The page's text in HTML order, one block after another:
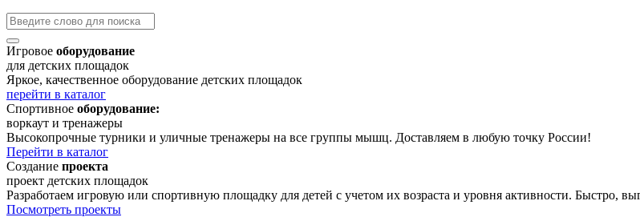
Игровое оборудование
для детских площадок
Яркое, качественное оборудование детских площадок
перейти в каталог
Спортивное оборудование:
воркаут и тренажеры
Высокопрочные турники и уличные тренажеры на все группы мышц. Доставляем в любую точку России!
Перейти в каталог
Создание проекта
проект детских площадок
Разработаем игровую или спортивную площадку для детей с учетом их возраста и уровня активности. Быстро,
Посмотреть проекты